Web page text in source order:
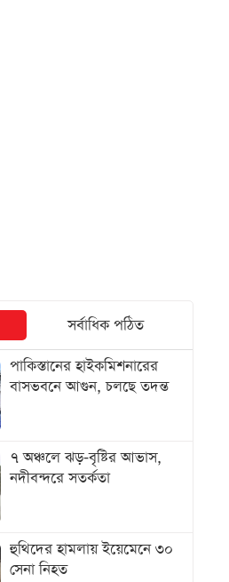
সর্বাধিক পঠিত
পাকিস্তানের হাইকমিশনারের
বাসভবনে আগুন, চলছে তদন্ত
৭ অঞ্চলে ঝড়-বৃষ্টির আভাস,
নদীবন্দরে সতর্কতা
হুথিদের হামলায় ইয়েমেনে ৩০
সেনা নিহত